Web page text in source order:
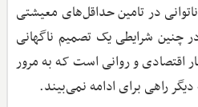
در تامین حداقل‌های معیشتی
چنین شرایطی یک تصمیم ناگهانی
اقتصادی و روانی است که به مرور
راهی برای ادامه نمی‌بیند.